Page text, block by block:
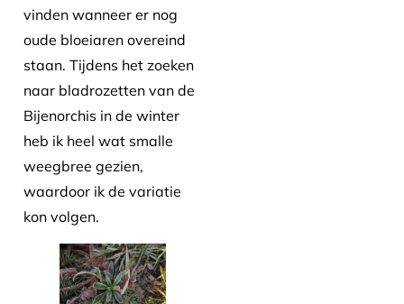
vinden wanneer er nog
oude bloeiaren overeind
staan. Tijdens het zoeken
naar bladrozetten van de
Bijenorchis in de winter
heb ik heel wat smalle
weegbree gezien,
waardoor ik de variatie
kon volgen.